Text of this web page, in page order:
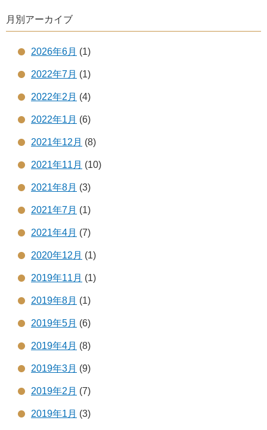
月別アーカイブ
2026年6月 (1)
2022年7月 (1)
2022年2月 (4)
2022年1月 (6)
2021年12月 (8)
2021年11月 (10)
2021年8月 (3)
2021年7月 (1)
2021年4月 (7)
2020年12月 (1)
2019年11月 (1)
2019年8月 (1)
2019年5月 (6)
2019年4月 (8)
2019年3月 (9)
2019年2月 (7)
2019年1月 (3)